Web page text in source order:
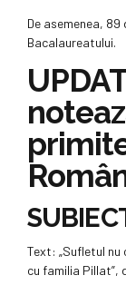
De asemenea,
Bacalaureatului.
Text: „Sufletul
cu familia Pillat”,